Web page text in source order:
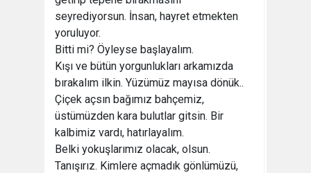
seyrediyorsun. İnsan, hayret etmekten
yoruluyor.
Bitti mi? Öyleyse başlayalım.
Kışı ve bütün yorgunlukları arkamızda
bırakalım ilkin. Yüzümüz mayısa dönük..
Çiçek açsın bağımız bahçemiz,
üstümüzden kara bulutlar gitsin. Bir
kalbimiz vardı, hatırlayalım.
Belki yokuşlarımız olacak, olsun.
Tanışırız. Kimlere açmadık gönlümüzü,